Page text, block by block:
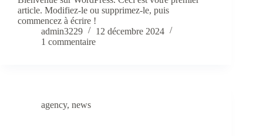
article. Modifiez-le ou supprimez-le, puis
commencez à écrire !
admin3229
12 décembre 2024
1 commentaire
agency, news